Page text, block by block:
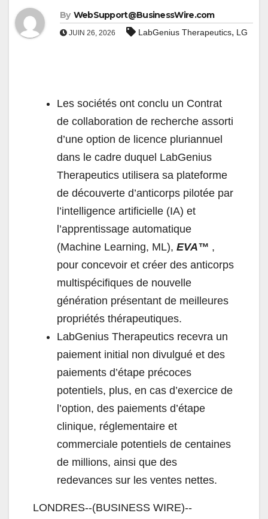
By WebSupport@BusinessWire.com
JUIN 26, 2026 LabGenius Therapeutics, LG
Les sociétés ont conclu un Contrat
de collaboration de recherche assorti
d’une option de licence pluriannuel
dans le cadre duquel LabGenius
Therapeutics utilisera sa plateforme
de découverte d’anticorps pilotée par
l’intelligence artificielle (IA) et
l’apprentissage automatique
(Machine Learning, ML), EVA™ ,
pour concevoir et créer des anticorps
multispécifiques de nouvelle
génération présentant de meilleures
propriétés thérapeutiques.
LabGenius Therapeutics recevra un
paiement initial non divulgué et des
paiements d’étape précoces
potentiels, plus, en cas d’exercice de
l’option, des paiements d’étape
clinique, réglementaire et
commerciale potentiels de centaines
de millions, ainsi que des
redevances sur les ventes nettes.
LONDRES--(BUSINESS WIRE)--